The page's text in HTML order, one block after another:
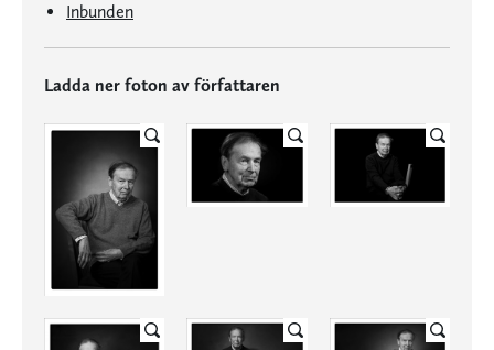
Inbunden
Ladda ner foton av författaren